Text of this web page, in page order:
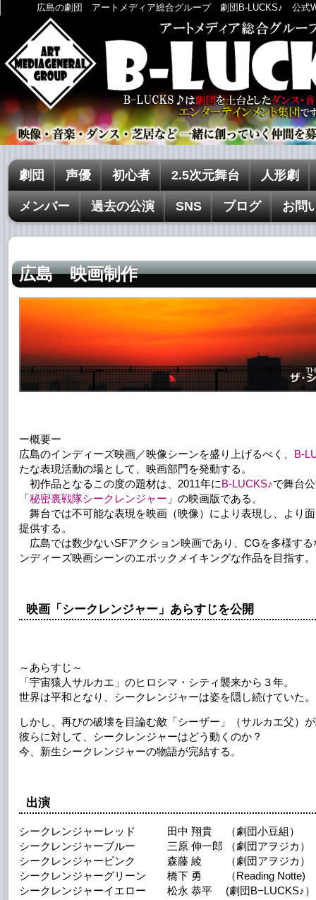
広島の劇団 アートメディア総合グループ 劇団B-LUCKS♪ 公式
劇団 声優 初心者 2.5次元舞台 人形劇
メンバー 過去の公演 SNS ブログ お問
広島 映画制作
ー概要ー
広島のインディーズ映画／映像シーンを盛り上げるべく、 B-
たな表現活動の場として、映画部門を発動する。
初作品となるこの度の題材は、2011年にB-LUCKS♪で舞台
「秘密裏戦隊シークレンジャー 」の映画版である。
舞台では不可能な表現を映画（映像）により表現し、より
提供する。
広島では数少ないSFアクション映画であり、CGを多様する
ンディーズ映画シーンのエポックメイキングな作品を目指す。
映画「シークレンジャー」あらすじを公開
～あらすじ～
「宇宙猿人サルカエ」のヒロシマ・シティ襲来から３年。
世界は平和となり、シークレンジャーは姿を隠し続けていた。
しかし、再びの破壊を目論む敵「シーザー」（サルカエ父）
彼らに対して、シークレンジャーはどう動くのか？
今、新生シークレンジャーの物語が完結する。
出演
シークレンジャーレッド 田中 翔貴 （劇団小豆組）
シークレンジャーブルー 三原 伸一郎 （劇団アヲジカ）
シークレンジャーピンク 森藤 綾 （劇団アヲジカ）
シークレンジャーグリーン 橋下 勇 （Reading Notte)
シークレンジャーイエロー 松永 恭平 (劇団B−LUCKS♪）